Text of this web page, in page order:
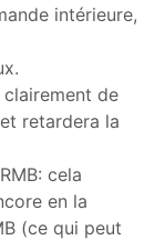
intérieure,
de
retardera la
cela
en la
(ce qui peut